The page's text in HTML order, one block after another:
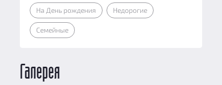
На День рождения Недорогие
Семейные
Галерея